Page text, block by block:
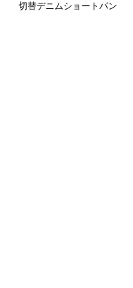
切替デニムショートパン